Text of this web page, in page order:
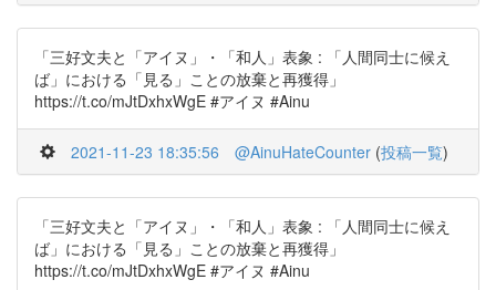
「三好文夫と「アイヌ」・「和人」表象 : 「人間同士に候え
ば」における「見る」ことの放棄と再獲得」
https://t.co/mJtDxhxWgE #アイヌ #Ainu
2021-11-23 18:35:56 @AinuHateCounter (投稿一覧)
「三好文夫と「アイヌ」・「和人」表象 : 「人間同士に候え
ば」における「見る」ことの放棄と再獲得」
https://t.co/mJtDxhxWgE #アイヌ #Ainu